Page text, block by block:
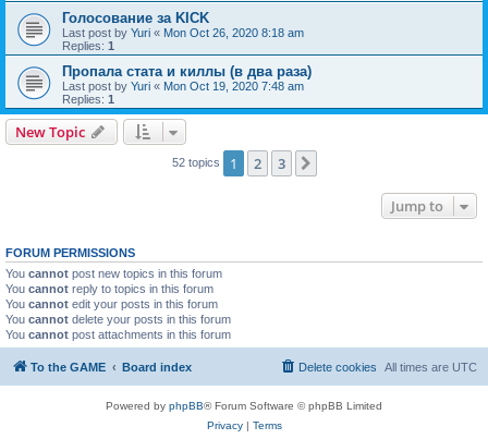
Голосование за KICK
Last post by Yuri « Mon Oct 26, 2020 8:18 am
Replies: 1
Пропала стата и киллы (в два раза)
Last post by Yuri « Mon Oct 19, 2020 7:48 am
Replies: 1
New Topic
52 topics 1 2 3
Jump to
FORUM PERMISSIONS
You cannot post new topics in this forum
You cannot reply to topics in this forum
You cannot edit your posts in this forum
You cannot delete your posts in this forum
You cannot post attachments in this forum
To the GAME Board index All times are UTC
Delete cookies
Powered by phpBB® Forum Software © phpBB Limited
Privacy| Terms